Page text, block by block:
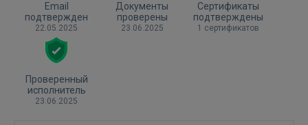
Email
подтвержден
22.05.2025
Документы
проверены
23.06.2025
Сертификаты
подтверждены
1 сертификатов
Проверенный
исполнитель
23.06.2025